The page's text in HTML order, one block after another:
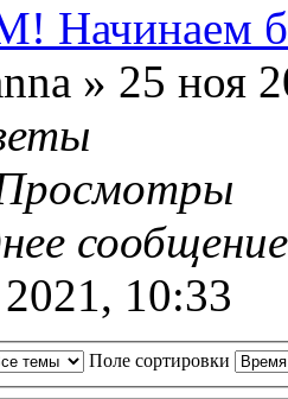
Начинаем
» 25 ноя
10:33
Поле сортировки